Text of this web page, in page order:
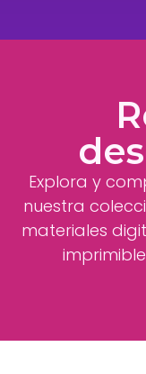
Explora y
nuestra
materiales